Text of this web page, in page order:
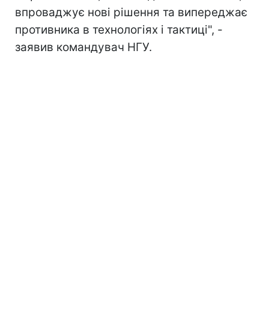
впроваджує нові рішення та випереджає
противника в технологіях і тактиці", -
заявив командувач НГУ.